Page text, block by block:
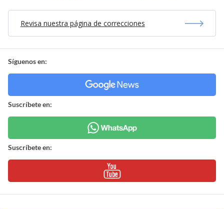
Revisa nuestra página de correcciones
Síguenos en:
Suscríbete en:
Suscríbete en: